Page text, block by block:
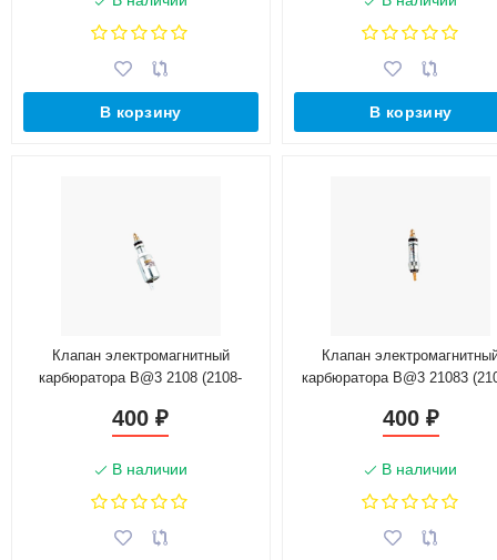
В корзину В корзину
Клапан электромагнитный
карбюратора B@3 2108 (2108-
400₽
В наличии
Клапан
карбюратора B@3 21083
400 ₽
В наличии